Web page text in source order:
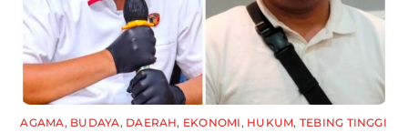
AGAMA, BUDAYA, DAERAH, EKONOMI , HUKUM, TEBING TINGGI